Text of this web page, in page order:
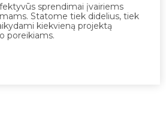
sprendimai įvairiems
Statome tiek didelius, tiek
kiekvieną projektą
poreikiams.